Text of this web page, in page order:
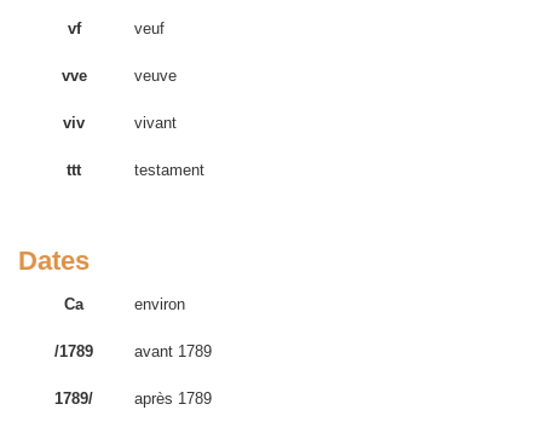
vf veuf
vve veuve
viv vivant
ttt testament
Dates
Ca environ
/1789 avant 1789
1789/ après 1789